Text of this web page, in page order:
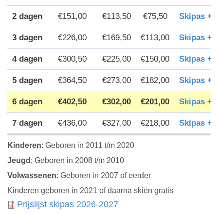
2 dagen €151,00 €113,50 €75,50 Skipas +
3 dagen €226,00 €169,50 €113,00 Skipas +
4 dagen €300,50 €225,00 €150,00 Skipas +
5 dagen €364,50 €273,00 €182,00 Skipas +
6 dagen €402,50 €302,00 €201,00 Skipas +
7 dagen €436,00 €327,00 €218,00 Skipas +
Kinderen: Geboren in 2011 t/m 2020
Jeugd : Geboren in 2008 t/m 2010
Volwassenen: Geboren in 2007 of eerder
Kinderen geboren in 2021 of daarna skiën gratis
Prijslijst skipas 2026-2027